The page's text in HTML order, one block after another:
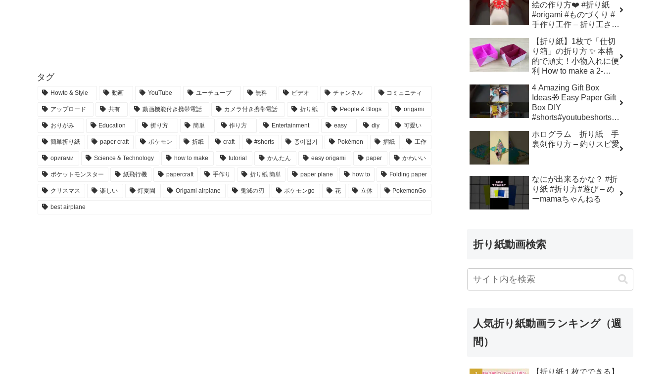
タグ
Howto & Style 動画 YouTube ユーチューブ 無料 ビデオ チャンネル コミュニティ
アップロード 共有 動画機能付き携帯電話 カメラ付き携帯電話 折り紙 People & Blogs origami
おりがみ Education 折り方 簡単 作り方 Entertainment easy diy 可愛い
簡単折り紙 paper craft ポケモン 折纸 craft #shorts 종이접기 Pokémon 摺紙 工作
оригами Science & Technology how to make tutorial かんたん easy origami paper かわいい
ポケットモンスター 紙飛行機 papercraft 手作り 折り紙 簡単 paper plane how to Folding paper
クリスマス 楽しい 灯夏園 Origami airplane 鬼滅の刃 ポケモンgo 花 立体 PokemonGo
best airplane
絵の作り方❤️ #折り紙
#origami #ものづくり #
手作り工作 – 折り工さ
【折り紙】1枚で「仕切
り箱」の折り方 ✨ 本格
的で頑丈！小物入れに便
利 How to make a 2-
Box | 摺紙 分隔盒 | 종이
접기 – Origami hana’s
channel
4 Amazing Gift Box
Ideas🎁 Easy Paper Gift
Box DIY
#shorts#youtubeshorts#
#fyp – Zayan mini
creation
ホログラム 折り紙 手
裏剣作り方 – 釣りスピ愛
なにが出来るかな？ #折
り紙 #折り方#遊び – め
ーmamaちゃんねる
折り紙動画検索
人気折り紙動画ランキング（週
間）
【折り紙１枚でできる】